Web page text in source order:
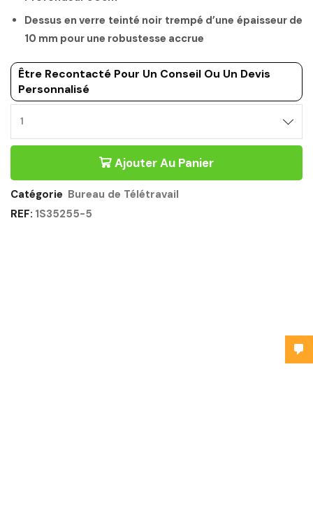
Dessus en verre teinté noir trempé d’une épaisseur de
10 mm pour une robustesse accrue
Être Recontacté Pour Un Conseil Ou Un Devis
Personnalisé
Ajouter Au Panier
Catégorie Bureau de Télétravail
REF: 1S35255-5